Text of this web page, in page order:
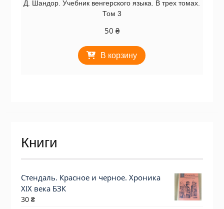
Д. Шандор. Учебник венгерского языка. В трех томах.
Том 3
50 ₴
В корзину
Книги
Стендаль. Красное и черное. Хроника
XIX века БЗК
30 ₴